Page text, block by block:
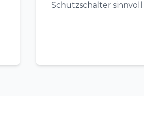
Schutzschalter sinnvoll